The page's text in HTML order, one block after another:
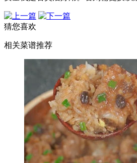
猜您喜欢
相关菜谱推荐